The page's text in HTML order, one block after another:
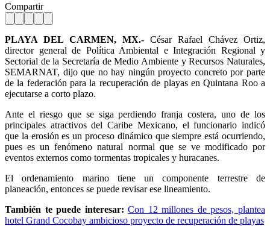
Compartir
PLAYA DEL CARMEN, MX.- César Rafael Chávez Ortiz,
director general de Política Ambiental e Integración Regional y
Sectorial de la Secretaría de Medio Ambiente y Recursos Naturales,
SEMARNAT, dijo que no hay ningún proyecto concreto por parte
de la federación para la recuperación de playas en Quintana Roo a
ejecutarse a corto plazo.
Ante el riesgo que se siga perdiendo franja costera, uno de los
principales atractivos del Caribe Mexicano, el funcionario indicó
que la erosión es un proceso dinámico que siempre está ocurriendo,
pues es un fenómeno natural normal que se ve modificado por
eventos externos como tormentas tropicales y huracanes.
El ordenamiento marino tiene un componente terrestre de
planeación, entonces se puede revisar ese lineamiento.
También te puede interesar:Con 12 millones de pesos, plantea
hotel Grand Cocobay ambicioso proyecto de recuperación de playas